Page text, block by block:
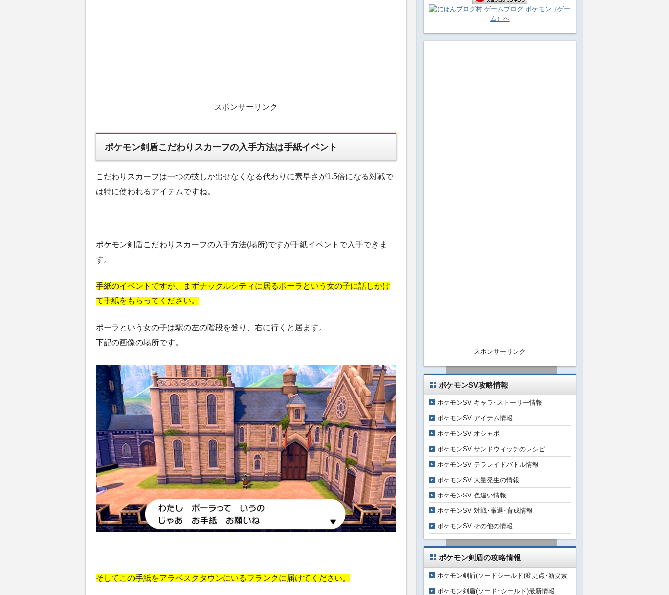
スポンサーリンク
ポケモン剣盾こだわりスカーフの入手方法は手紙イベント
こだわりスカーフは一つの技しか出せなくなる代わりに素早さが1.5倍になる対戦で
は特に使われるアイテムですね。
ポケモン剣盾こだわりスカーフの入手方法(場所)ですが手紙イベントで入手できま
す。
手紙のイベントですが、まずナックルシティに居るポーラという女の子に話しかけ
て手紙をもらってください。
ポーラという女の子は駅の左の階段を登り、右に行くと居ます。
下記の画像の場所です。
そしてこの手紙をアラベスクタウンにいるフランクに届けてください。
スポンサーリンク
ポケモンSV攻略情報
ポケモンSV キャラ･ストーリー情報
ポケモンSV アイテム情報
ポケモンSV オシャボ
ポケモンSV サンドウィッチのレシピ
ポケモンSV テラレイドバトル情報
ポケモンSV 大量発生の情報
ポケモンSV 色違い情報
ポケモンSV 対戦･厳選･育成情報
ポケモンSV その他の情報
ポケモン剣盾の攻略情報
ポケモン剣盾(ソードシールド)変更点･新要素
ポケモン剣盾(ソード･シールド)最新情報